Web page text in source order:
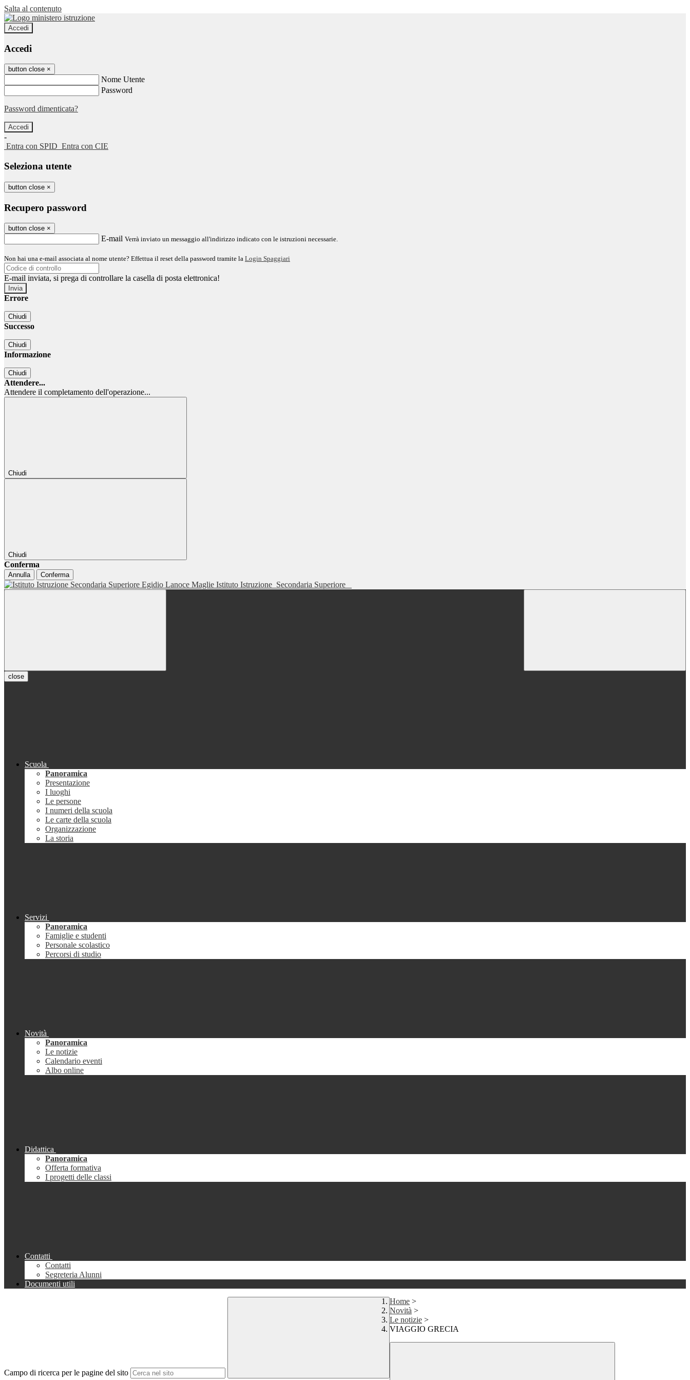
Salta al contenuto
Accedi
Accedi
button close ×
Nome Utente
Password
Password dimenticata?
-
Entra con SPID Entra con CIE
Seleziona utente
button close ×
Recupero password
button close ×
E-mail Verrà inviato un messaggio all'indirizzo indicato con le istruzioni necessarie.
Non hai una e-mail associata al nome utente? Effettua il reset della password tramite la Login Spaggiari
E-mail inviata, si prega di controllare la casella di posta elettronica!
Errore
Chiudi
Successo
Chiudi
Informazione
Chiudi
Attendere...
Attendere il completamento dell'operazione...
Chiudi
Chiudi
Conferma
Annulla Conferma
Istituto Istruzione Secondaria Superiore
close
Scuola
Panoramica
Presentazione
I luoghi
Le persone
I numeri della scuola
Le carte della scuola
Organizzazione
La storia
Servizi
Panoramica
Famiglie e studenti
Personale scolastico
Percorsi di studio
Novità
Panoramica
Le notizie
Calendario eventi
Albo online
Didattica
Panoramica
Offerta formativa
I progetti delle classi
Contatti
Contatti
Segreteria Alunni
Documenti utili
Campo di ricerca per le pagine del sito
Home >
Novità >
Le notizie >
VIAGGIO GRECIA